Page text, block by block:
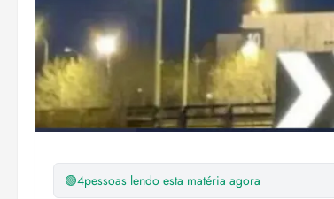
🟢4pessoas lendo esta matéria agora